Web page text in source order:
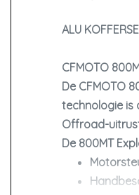
ALU
CFMOTO
De CFMOTO
technologie is
Offroad-
De 800MT